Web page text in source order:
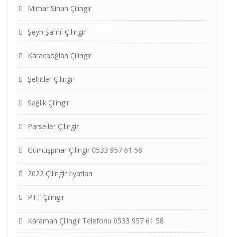
Mimar Sinan Çilingir
Şeyh Şamil Çilingir
Karacaoğlan Çilingir
Şehitler Çilingir
Sağlık Çilingir
Parseller Çilingir
Gümüşpınar Çilingir 0533 957 61 58
2022 Çilingir fiyatları
PTT Çilingir
Karaman Çilingir Telefonu 0533 957 61 58